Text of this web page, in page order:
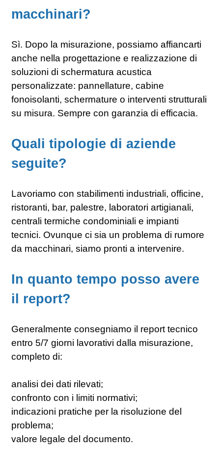
macchinari?
Sì. Dopo la misurazione, possiamo affiancarti
anche nella progettazione e realizzazione di
soluzioni di schermatura acustica
personalizzate: pannellature, cabine
fonoisolanti, schermature o interventi strutturali
su misura. Sempre con garanzia di efficacia.
Quali tipologie di aziende
seguite?
Lavoriamo con stabilimenti industriali, officine,
ristoranti, bar, palestre, laboratori artigianali,
centrali termiche condominiali e impianti
tecnici. Ovunque ci sia un problema di rumore
da macchinari, siamo pronti a intervenire.
In quanto tempo posso avere
il report?
Generalmente consegniamo il report tecnico
entro 5/7 giorni lavorativi dalla misurazione,
completo di:
analisi dei dati rilevati;
confronto con i limiti normativi;
indicazioni pratiche per la risoluzione del
problema;
valore legale del documento.